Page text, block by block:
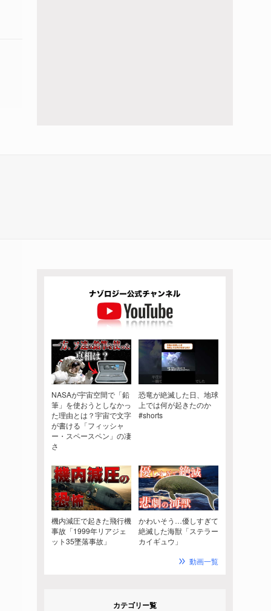
NASAが宇宙空間で「鉛
筆」を使おうとしなかっ
た理由とは？宇宙で文字
が書ける「フィッシャ
ー・スペースペン」の凄
さ
恐竜が絶滅した日、地球
上では何が起きたのか
#shorts
機内減圧で起きた飛行機
事故「1999年リアジェ
ット35墜落事故」
かわいそう…優しすぎて
絶滅した海獣「ステラー
カイギュウ」
動画一覧
カテゴリー覧